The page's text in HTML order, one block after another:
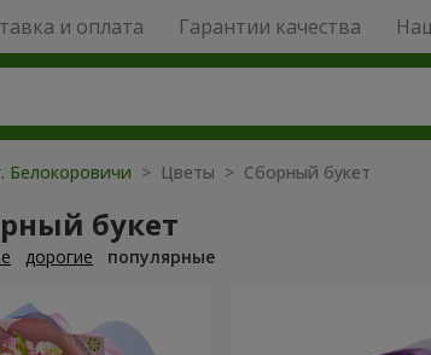
и оплата Гарантии качества
Белокоровичи > Цветы > Сборный букет
букет
дорогие популярные